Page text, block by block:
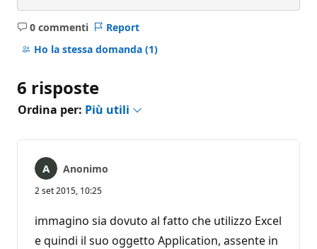
0 commenti
Nessun
commento
Report
Ho la stessa domanda (1)
6 risposte
Ordina per: Più utili
Anonimo
2 set 2015, 10:25
immagino sia dovuto al fatto che utilizzo Excel
e quindi il suo oggetto Application, assente in